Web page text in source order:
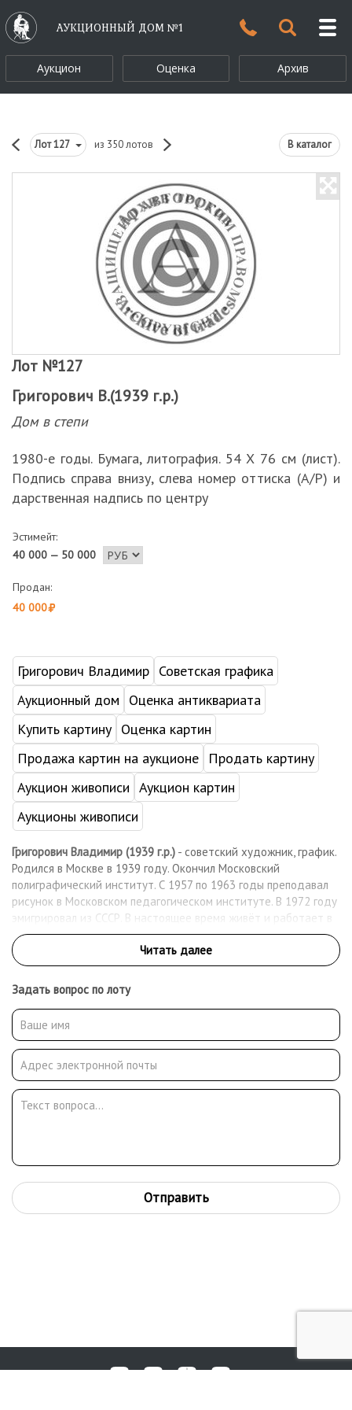
АУКЦИОННЫЙ ДОМ №1
Аукцион Оценка Архив
Лот127 из 350 лотов В каталог
Лот №127
Григорович В.(1939 г.р.)
Дом в степи
1980-е годы. Бумага, литография. 54 Х 76 см (лист).
Подпись справа внизу, слева номер оттиска (А/Р) и
дарственная надпись по центру
Эстимейт:
40 000 — 50 000
Продан:
40 000
Григорович Владимир Советская графика
Аукционный дом
Оценка антиквариата
Купить картину Оценка картин
Продажа картин на аукционе
Продать картину
Аукцион живописи Аукцион картин
Аукционы живописи
Григорович Владимир (1939 г.р.) - советский художник, график.
Родился в Москве в 1939 году. Окончил Московский
полиграфический институт. С 1957 по 1963 годы преподавал
рисунок в Московском педагогическом институте. В 1972 году
эмигрировал из СССР. В настоящее время живёт и работает в
Нью-Йорке. Работы художника экспонировались на его
персональных выставках в Нью-Йорке, Иерусалиме и Париже.
Задать вопрос по лоту
Отправить